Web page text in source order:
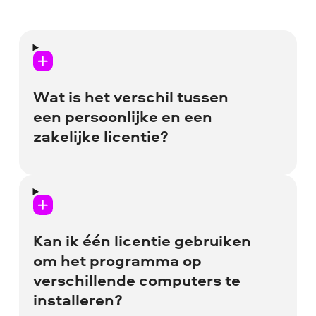
Wat is het verschil tussen
een persoonlijke en een
zakelijke licentie?
Kies de persoonlijke licentie als u van plan
bent om het programma thuis te
gebruiken voor niet-commerciële
doeleinden. De zakelijke licentie laat het
commercieel gebruik van het programma
in een bedrijfsomgeving toe. De
persoonlijke en zakelijke versies van het
Kan ik één licentie gebruiken
om het programma op
verschillende computers te
installeren?